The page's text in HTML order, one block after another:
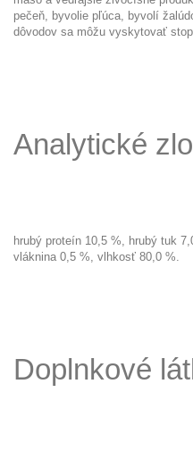
pečeň, byvolie pľúca, byvolí
dôvodov sa môžu vyskytovať
Analytické
hrubý proteín 10,5 %, hrubý tuk
vláknina 0,5 %, vlhkosť 80,0 %.
Doplnkové